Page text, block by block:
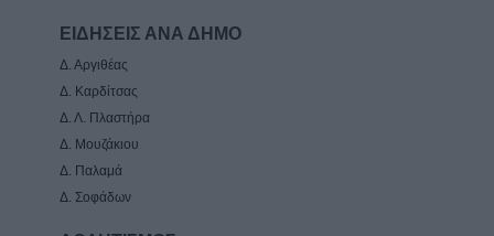
ΕΙΔΗΣΕΙΣ ΑΝΑ ΔΗΜΟ
Δ. Αργιθέας
Δ. Καρδίτσας
Δ. Λ. Πλαστήρα
Δ. Μουζάκιου
Δ. Παλαμά
Δ. Σοφάδων